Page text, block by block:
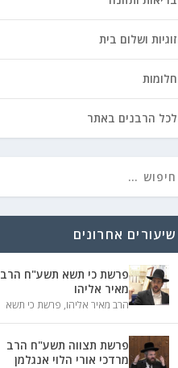
זוגיות ושלום בית
חלומות
לכל הרבנים באתר
שיעורים אחרונים
פרשת כי תשא תשע"ח הרב
מאיר אליהו
הרב מאיר אליהו, פרשת כי תשא
פרשת תצווה תשע"ח הרב
מרדכי אורי הלוי אנגלמן